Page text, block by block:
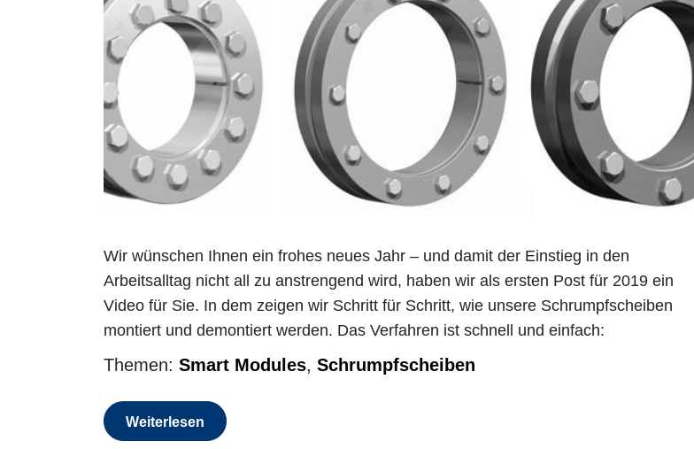
Wir wünschen Ihnen ein frohes neues Jahr – und damit der Einstieg in den
Arbeitsalltag nicht all zu anstrengend wird, haben wir als ersten Post für 2019 ein
Video für Sie. In dem zeigen wir Schritt für Schritt, wie unsere Schrumpfscheiben
montiert und demontiert werden. Das Verfahren ist schnell und einfach:
Themen: Smart Modules, Schrumpfscheiben
Weiterlesen